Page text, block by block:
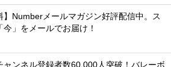
】Numberメールマガジン好評配信中。ス
今」をメールでお届け！
ャンネル登録者数60,000人突破！バレーボ